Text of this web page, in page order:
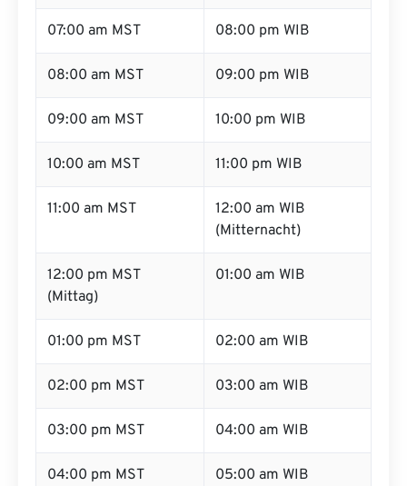
07:00 am MST 08:00 pm WIB
08:00 am MST 09:00 pm WIB
09:00 am MST 10:00 pm WIB
10:00 am MST 11:00 pm WIB
11:00 am MST
12:00 am WIB
(Mitternacht)
12:00 pm MST
(Mittag)
01:00 am WIB
01:00 pm MST 02:00 am WIB
02:00 pm MST 03:00 am WIB
03:00 pm MST 04:00 am WIB
04:00 pm MST 05:00 am WIB